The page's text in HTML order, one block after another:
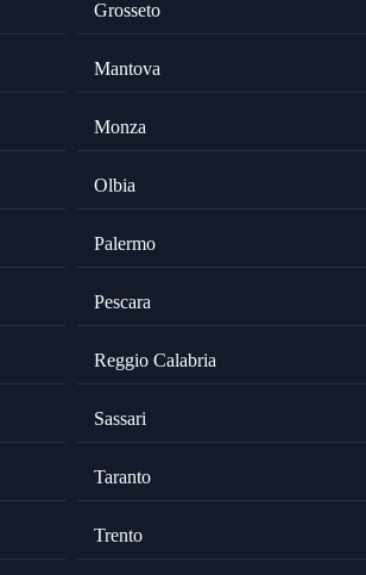
Grosseto
Mantova
Monza
Olbia
Palermo
Pescara
Reggio Calabria
Sassari
Taranto
Trento